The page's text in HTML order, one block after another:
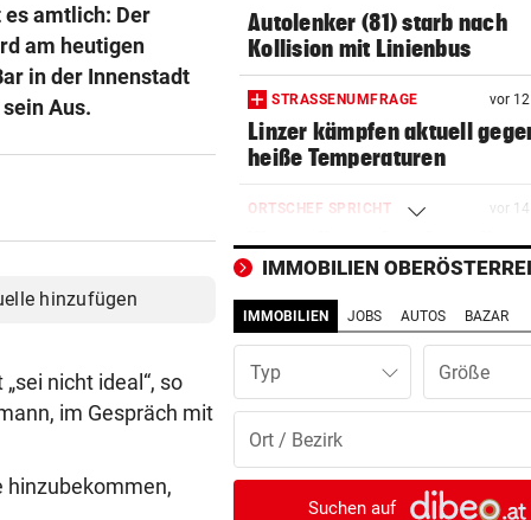
es amtlich: Der
am heutigen
in der Innenstadt
Aus.
hinzufügen
nicht ideal“, so
im Gespräch mit
hinzubekommen,
Autolenker (81) starb nach
Kollision mit Linienbus
STRASSENUMFRAGE vor
Linzer kämpfen aktuell
heiße Temperaturen
ORTSCHEF SPRICHT vor
Was soll aus der ehemaligen
Konditorei werden?
LINZER KÜNSTLERIN: vor 15
Dem Plastikmüll werden
klingende Beats entlockt
vor
Reinkultur erleben
IMMOBILIEN
IMMOBILIEN JOBS AUTOS BAZAR
Typ
Suchen auf